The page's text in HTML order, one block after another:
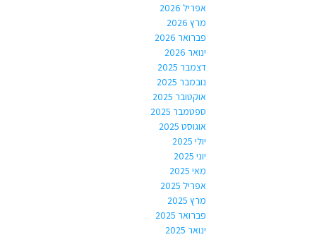
אפריל 2026
מרץ 2026
פברואר 2026
ינואר 2026
דצמבר 2025
נובמבר 2025
אוקטובר 2025
ספטמבר 2025
אוגוסט 2025
יולי 2025
יוני 2025
מאי 2025
אפריל 2025
מרץ 2025
פברואר 2025
ינואר 2025